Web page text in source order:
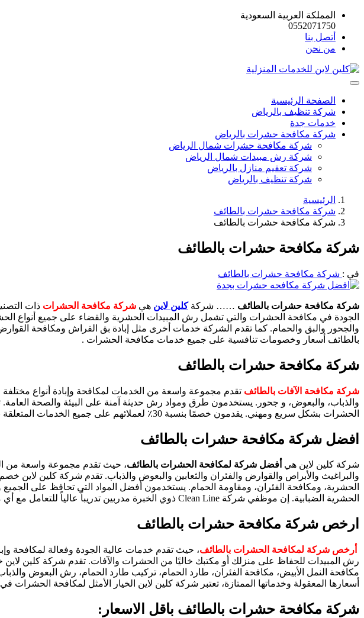
المملكة العربية السعودية
0552071750
أتصل بنا
من نحن
الصفحة الرئيسية
شركة تنظيف بالرياض
خدمات جدة
شركة مكافحة حشرات بالرياض
شركة مكافحة حشرات شمال الرياض
شركة رش مبيدات شمال الرياض
شركة تعقيم منازل بالرياض
شركة تنظيف بالرياض
الرئيسية
شركة مكافحة حشرات بالطائف
شركة مكافحة حشرات بالطائف
شركة مكافحة حشرات بالطائف
في : شركة مكافحة حشرات بالطائف
شركة مكافحة حشرات بالطائف …… شركةكلين لاين هي شركة مكافحة الحشرات ذات
الجودة في مكافحة الحشرات والتي تشمل رش المبيدات الحشرية والقضاء على جميع أنواع
والجحور والبق والحمام. كما تقدم الشركة خدمات أخرى مثل إبادة بق الفراش ومكافحة
بالطائف أسعار وخصومات تنافسية على جميع خدمات مكافحة الحشرات .
شركة مكافحة حشرات بالطائف
شركة مكافحة الآفات بالطائف تقدم مجموعة واسعة من الخدمات لمكافحة وإبادة أنواع مختلفة
الحشرات بشكل سريع ومهني. يقدمون خصمًا بنسبة 30٪ لعملائهم على جميع الخدمات المتعلقة بمكافحة الآفات.
افضل شركة مكافحة حشرات بالطائف
شركة كلين لاين هي أفضل شركة لمكافحة الحشرات بالطائف، حيث تقدم مجموعة واسعة من
الحشرية، ومكافحة الفئران، ومقاومة الحمام. يستخدمون أفضل المواد التي تحافظ على الجميع
الحشرية الضبابية. إن موظفي شركة Clean Line ذوي الخبرة مدربين تدريباً عالياً للتعامل مع أي مشكلة متعلقة بالحشرات بسرعة وفعالية، مما يجعلهم الأفضل في الطائف لمكافحة الحشرات .
ارخص شركة مكافحة حشرات بالطائف
أرخص شركة لمكافحة الحشرات بالطائف، حيث تقدم خدمات عالية الجودة وفعالة لمكافحة
مكافحة النمل الأبيض، مكافحة الفئران، طارد الحمام، تركيب طارد الحمام، رش البعوض
أسعارها المعقولة وخدماتها الممتازة، تعتبر شركة كلين لاين الخيار الأمثل لمكافحة الحشرات
شركة مكافحة حشرات بالطائف باقل الاسعار: